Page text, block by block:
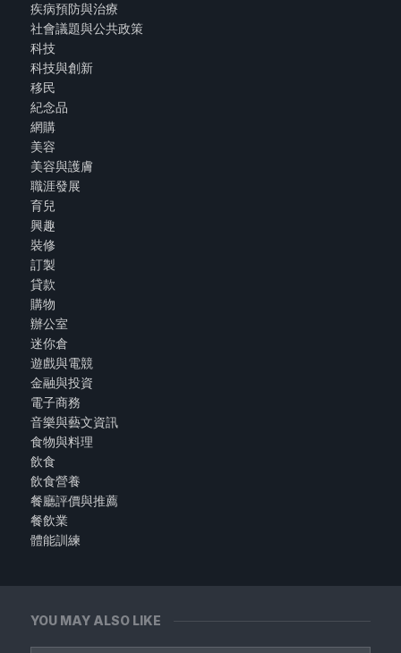
YOU MAY ALSO LIKE
疾病預防與治療
社會議題與公共政策
科技
科技與創新
移民
紀念品
網購
美容
美容與護膚
職涯發展
育兒
興趣
裝修
訂製
貸款
購物
辦公室
迷你倉
遊戲與電競
金融與投資
電子商務
音樂與藝文資訊
食物與料理
飲食
飲食營養
餐廳評價與推薦
餐飲業
體能訓練